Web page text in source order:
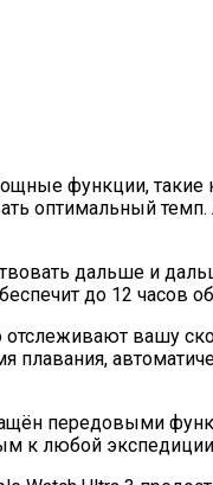
функции, такие
оптимальный
дальше и
до 12 часов
вашу
передовыми
к любой